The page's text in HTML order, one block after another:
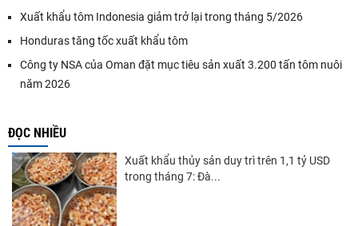
Xuất khẩu tôm Indonesia giảm trở lại trong tháng 5/2026
Honduras tăng tốc xuất khẩu tôm
Công ty NSA của Oman đặt mục tiêu sản xuất 3.200 tấn tôm nuôi
năm 2026
ĐỌC NHIỀU
Xuất khẩu thủy sản duy trì trên 1,1 tỷ USD
trong tháng 7: Đà...